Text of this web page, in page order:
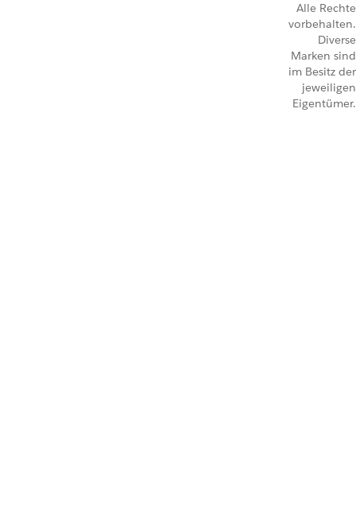
Alle Rechte
vorbehalten.
Diverse
Marken sind
im Besitz der
jeweiligen
Eigentümer.